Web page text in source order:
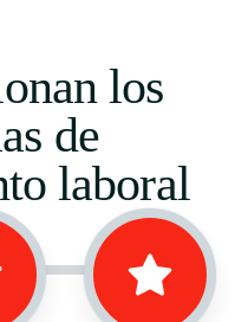
los
de
laboral